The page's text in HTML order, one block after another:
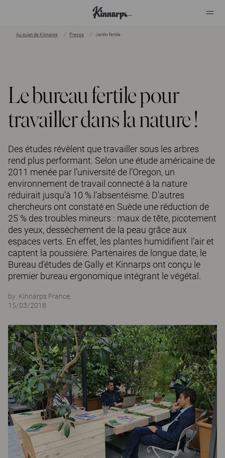
Au sujet de Kinnarps Presse Jardin fertile
Le bureau fertile pour
travailler dans la nature !
Des études révèlent que travailler sous les arbres
rend plus performant. Selon une étude américaine de
2011 menée par l’université de l’Oregon, un
environnement de travail connecté à la nature
réduirait jusqu’à 10 % l’absentéisme. D'autres
chercheurs ont constaté en Suède une réduction de
25 % des troubles mineurs : maux de tête, picotement
des yeux, dessèchement de la peau grâce aux
espaces verts. En effet, les plantes humidifient l’air et
captent la poussière. Partenaires de longue date, le
Bureau d'études de Gally et Kinnarps ont conçu le
premier bureau ergonomique intégrant le végétal.
by: Kinnarps France,
15/03/2018